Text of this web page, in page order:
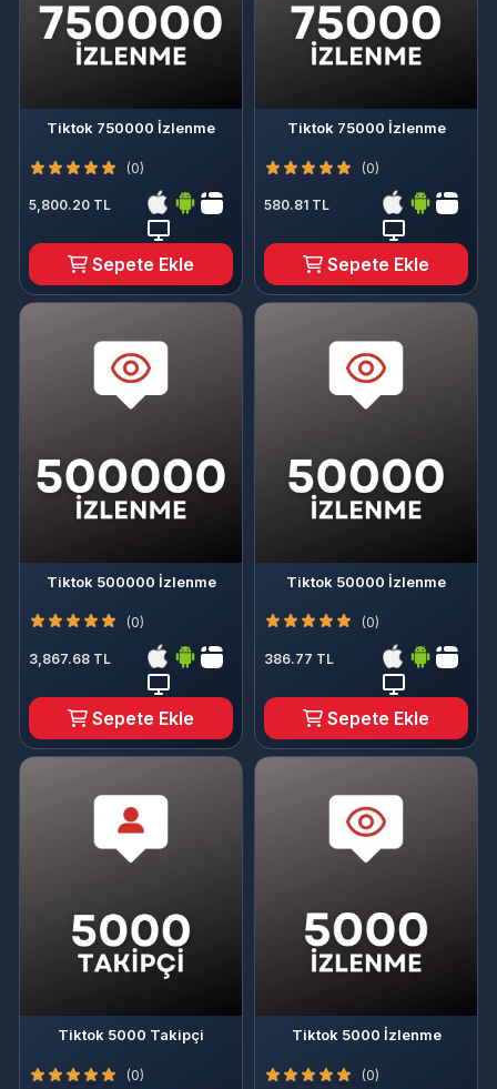
Tiktok 750000 İzlenme
(0)
5,800.20 TL
Sepete Ekle
Tiktok 75000 İzlenme
(0)
580.81 TL
Sepete Ekle
Tiktok 500000 İzlenme
(0)
3,867.68 TL
Sepete Ekle
Tiktok 50000 İzlenme
(0)
386.77 TL
Sepete Ekle
Tiktok 5000 Takipçi
(0)
Tiktok 5000 İzlenme
(0)